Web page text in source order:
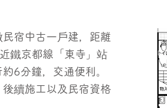
宿中古一戶建，距離
鐵京都線「東寺」站
6分鐘，交通便利。
續施工以及民宿資格